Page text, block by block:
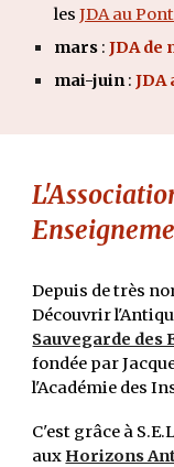
lesJDA au
mars :JDA de
mai-juin:JDA
Depuis de très
Découvrir
Sauvegarde des
fondée par
l'Académie des
C'est grâce à
aux Horizons